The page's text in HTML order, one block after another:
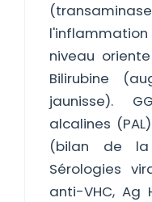
niveau
Bilirubine
jaunisse).
alcalines
(bilan de la
Sérologies
anti-VHC, Ag